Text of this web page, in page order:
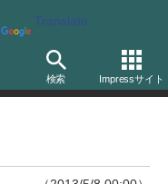
Translate
検索 Impressサイト